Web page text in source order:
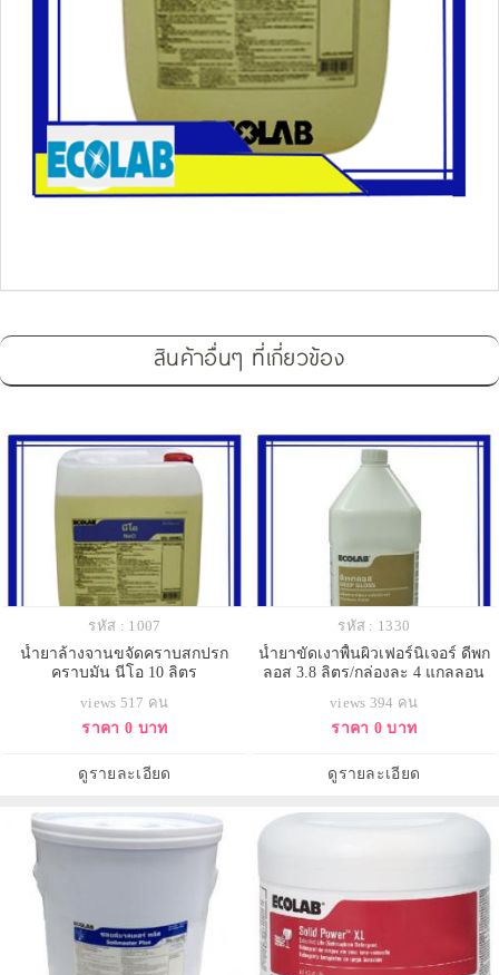
สินค้าอื่นๆ ที่เกี่ยวข้อง
รหัส : 1007
น้ำยาล้างจานขจัดคราบสกปรก
คราบมัน นีโอ 10 ลิตร
views 517 คน
ราคา 0 บาท
ดูรายละเอียด
รหัส : 1330
น้ำยาขัดเงาพื้นผิวเฟอร์นิเจอร์ ดีพก
ลอส 3.8 ลิตร/กล่องละ 4 แกลลอน
views 394 คน
ราคา 0 บาท
ดูรายละเอียด